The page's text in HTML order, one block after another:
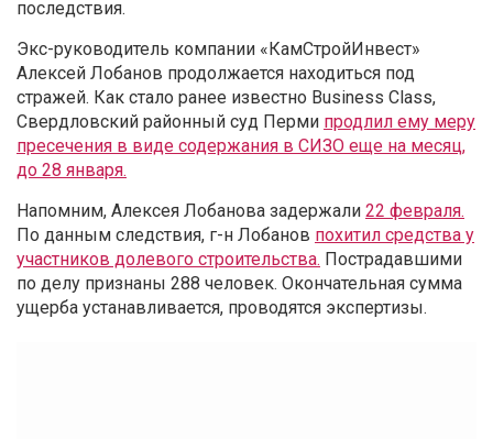
последствия.
Экс-руководитель компании «КамСтройИнвест»
Алексей Лобанов продолжается находиться под
стражей. Как стало ранее известно Business Class,
Свердловский районный суд Перми продлил ему меру
пресечения в виде содержания в СИЗО еще на месяц,
до 28 января.
Напомним, Алексея Лобанова задержали 22 февраля.
По данным следствия, г-н Лобанов похитил средства у
участников долевого строительства. Пострадавшими
по делу признаны 288 человек. Окончательная сумма
ущерба устанавливается, проводятся экспертизы.